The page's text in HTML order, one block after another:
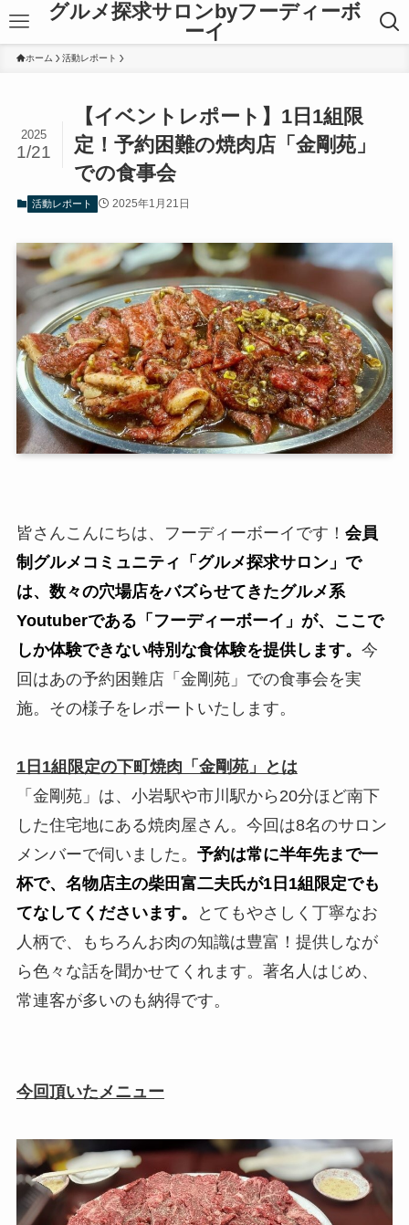
グルメ探求サロンbyフーディーボ
ーイ
ホーム 活動レポート
【イベントレポート】1日1組限
定！予約困難の焼肉店「金剛苑」
での食事会
2025
1/21
活動レポート 2025年1月21日
皆さんこんにちは、フーディーボーイです！ 会員
制グルメコミュニティ「グルメ探求サロン」で
は、数々の穴場店をバズらせてきたグルメ系
Youtuberである「フーディーボーイ」が、ここで
しか体験できない特別な食体験を提供します。 今
回はあの予約困難店「金剛苑」での食事会を実
施。その様子をレポートいたします。
1日1組限定の下町焼肉「金剛苑」とは
「金剛苑」は、小岩駅や市川駅から20分ほど南下
した住宅地にある焼肉屋さん。今回は8名のサロン
メンバーで伺いました。 予約は常に半年先まで一
杯で、名物店主の柴田富二夫氏が1日1組限定でも
てなしてくださいます。
とてもやさしく丁寧なお
人柄で、もちろんお肉の知識は豊富！提供しなが
ら色々な話を聞かせてくれます。著名人はじめ、
常連客が多いのも納得です。
今回頂いたメニュー